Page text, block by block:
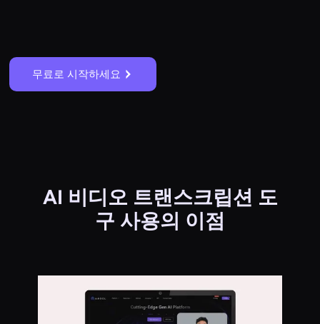
무료로 시작하세요
AI 비디오 트랜스크립션 도
구 사용의 이점